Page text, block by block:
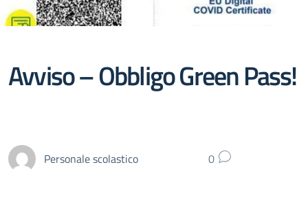
Avviso – Obbligo Green Pass!
Personale scolastico 0